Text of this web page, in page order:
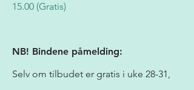
15.00 (Gratis)
NB! Bindene påmelding:
Selv om tilbudet er gratis i uke 28-31,